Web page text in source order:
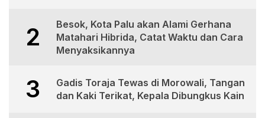
2
Besok, Kota Palu akan Alami Gerhana
Matahari Hibrida, Catat Waktu dan Cara
Menyaksikannya
3
Gadis Toraja Tewas di Morowali, Tangan
dan Kaki Terikat, Kepala Dibungkus Kain